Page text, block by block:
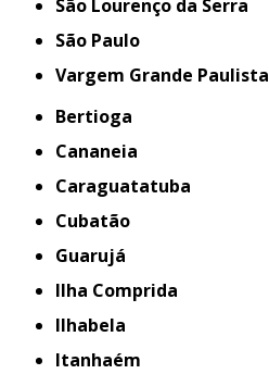
São Lourenço da Serra
São Paulo
Vargem Grande Paulista
Bertioga
Cananeia
Caraguatatuba
Cubatão
Guarujá
Ilha Comprida
Ilhabela
Itanhaém